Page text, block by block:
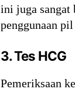
ini juga sangat
penggunaan
3. Tes HCG
Pemeriksaan